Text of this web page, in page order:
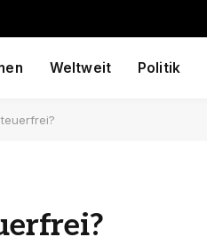
Weltweit Politik